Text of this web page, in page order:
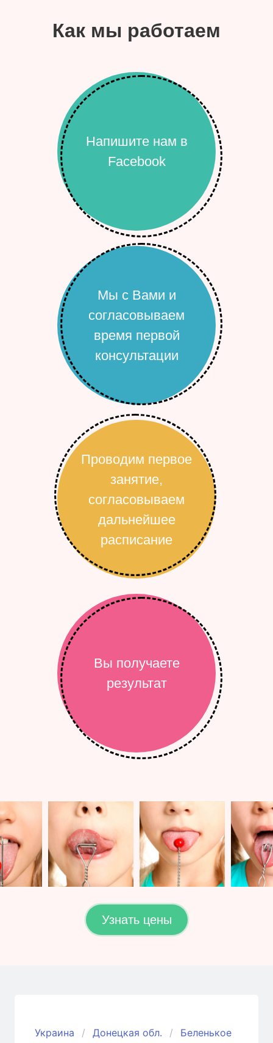
Как мы работаем
Напишите нам в
Facebook
Мы с Вами и
согласовываем
время первой
консультации
Проводим первое
занятие,
согласовываем
дальнейшее
расписание
Вы получаете
результат
Узнать цены
Украина Донецкая обл. Беленькое